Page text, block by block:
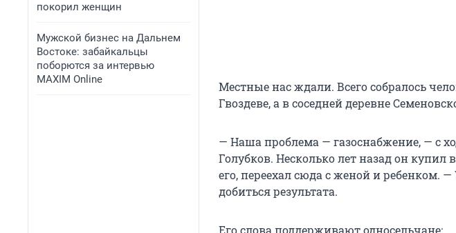
покорил женщин
Мужской бизнес на Дальнем
Востоке: забайкальцы
поборются за интервью
MAXIM Online
Местные нас ждали. Всего собралось
Гвоздеве, а в соседней деревне
— Наша проблема — газоснабжение, — с
Голубков. Несколько лет назад он купил
его, переехал сюда с женой и ребенком.
добиться результата.